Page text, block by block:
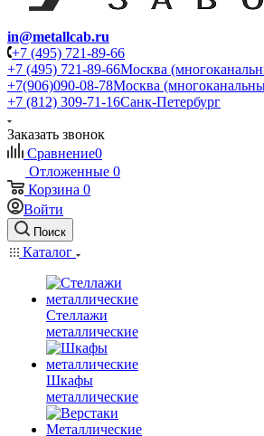
in@metallcab.ru
+7 (495) 721-89-66
+7 (495) 721-89-66Москва
+7(906)090-08-78Москва
+7 (812) 309-71-16Санк-Петербург
Заказать звонок
Сравнение0
Отложенные 0
Корзина 0
Войти
Поиск
Каталог
Стеллажи
металлические
Шкафы
металлические